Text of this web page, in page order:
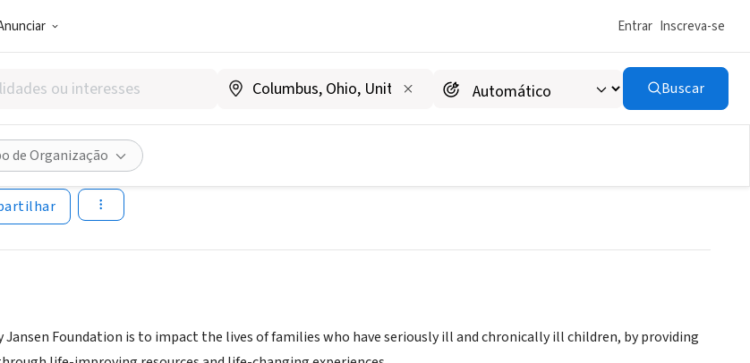
Entrar Inscreva-se
Buscar
de Organização
FOUNDATION INC
Jansen Foundation is to impact the lives of families who have seriously ill and chronically ill children, by providing